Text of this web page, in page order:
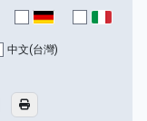
中文(台灣)